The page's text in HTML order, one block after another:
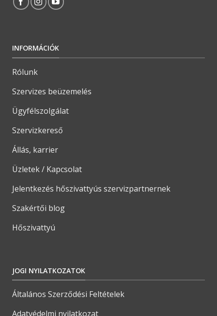
INFORMÁCIÓK
Rólunk
Szervizes beüzemelés
Ügyfélszolgálat
Szervizkereső
Állás, karrier
Üzletek / Kapcsolat
Jelentkezés hőszivattyús szervizpartnernek
Szakértői blog
Hőszivattyú
JOGI NYILATKOZATOK
Általános Szerződési Feltételek
Adatvédelmi nyilatkozat